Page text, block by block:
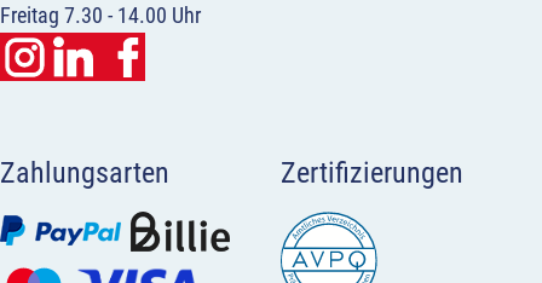
Freitag 7.30 - 14.00 Uhr
Zahlungsarten Zertifizierungen